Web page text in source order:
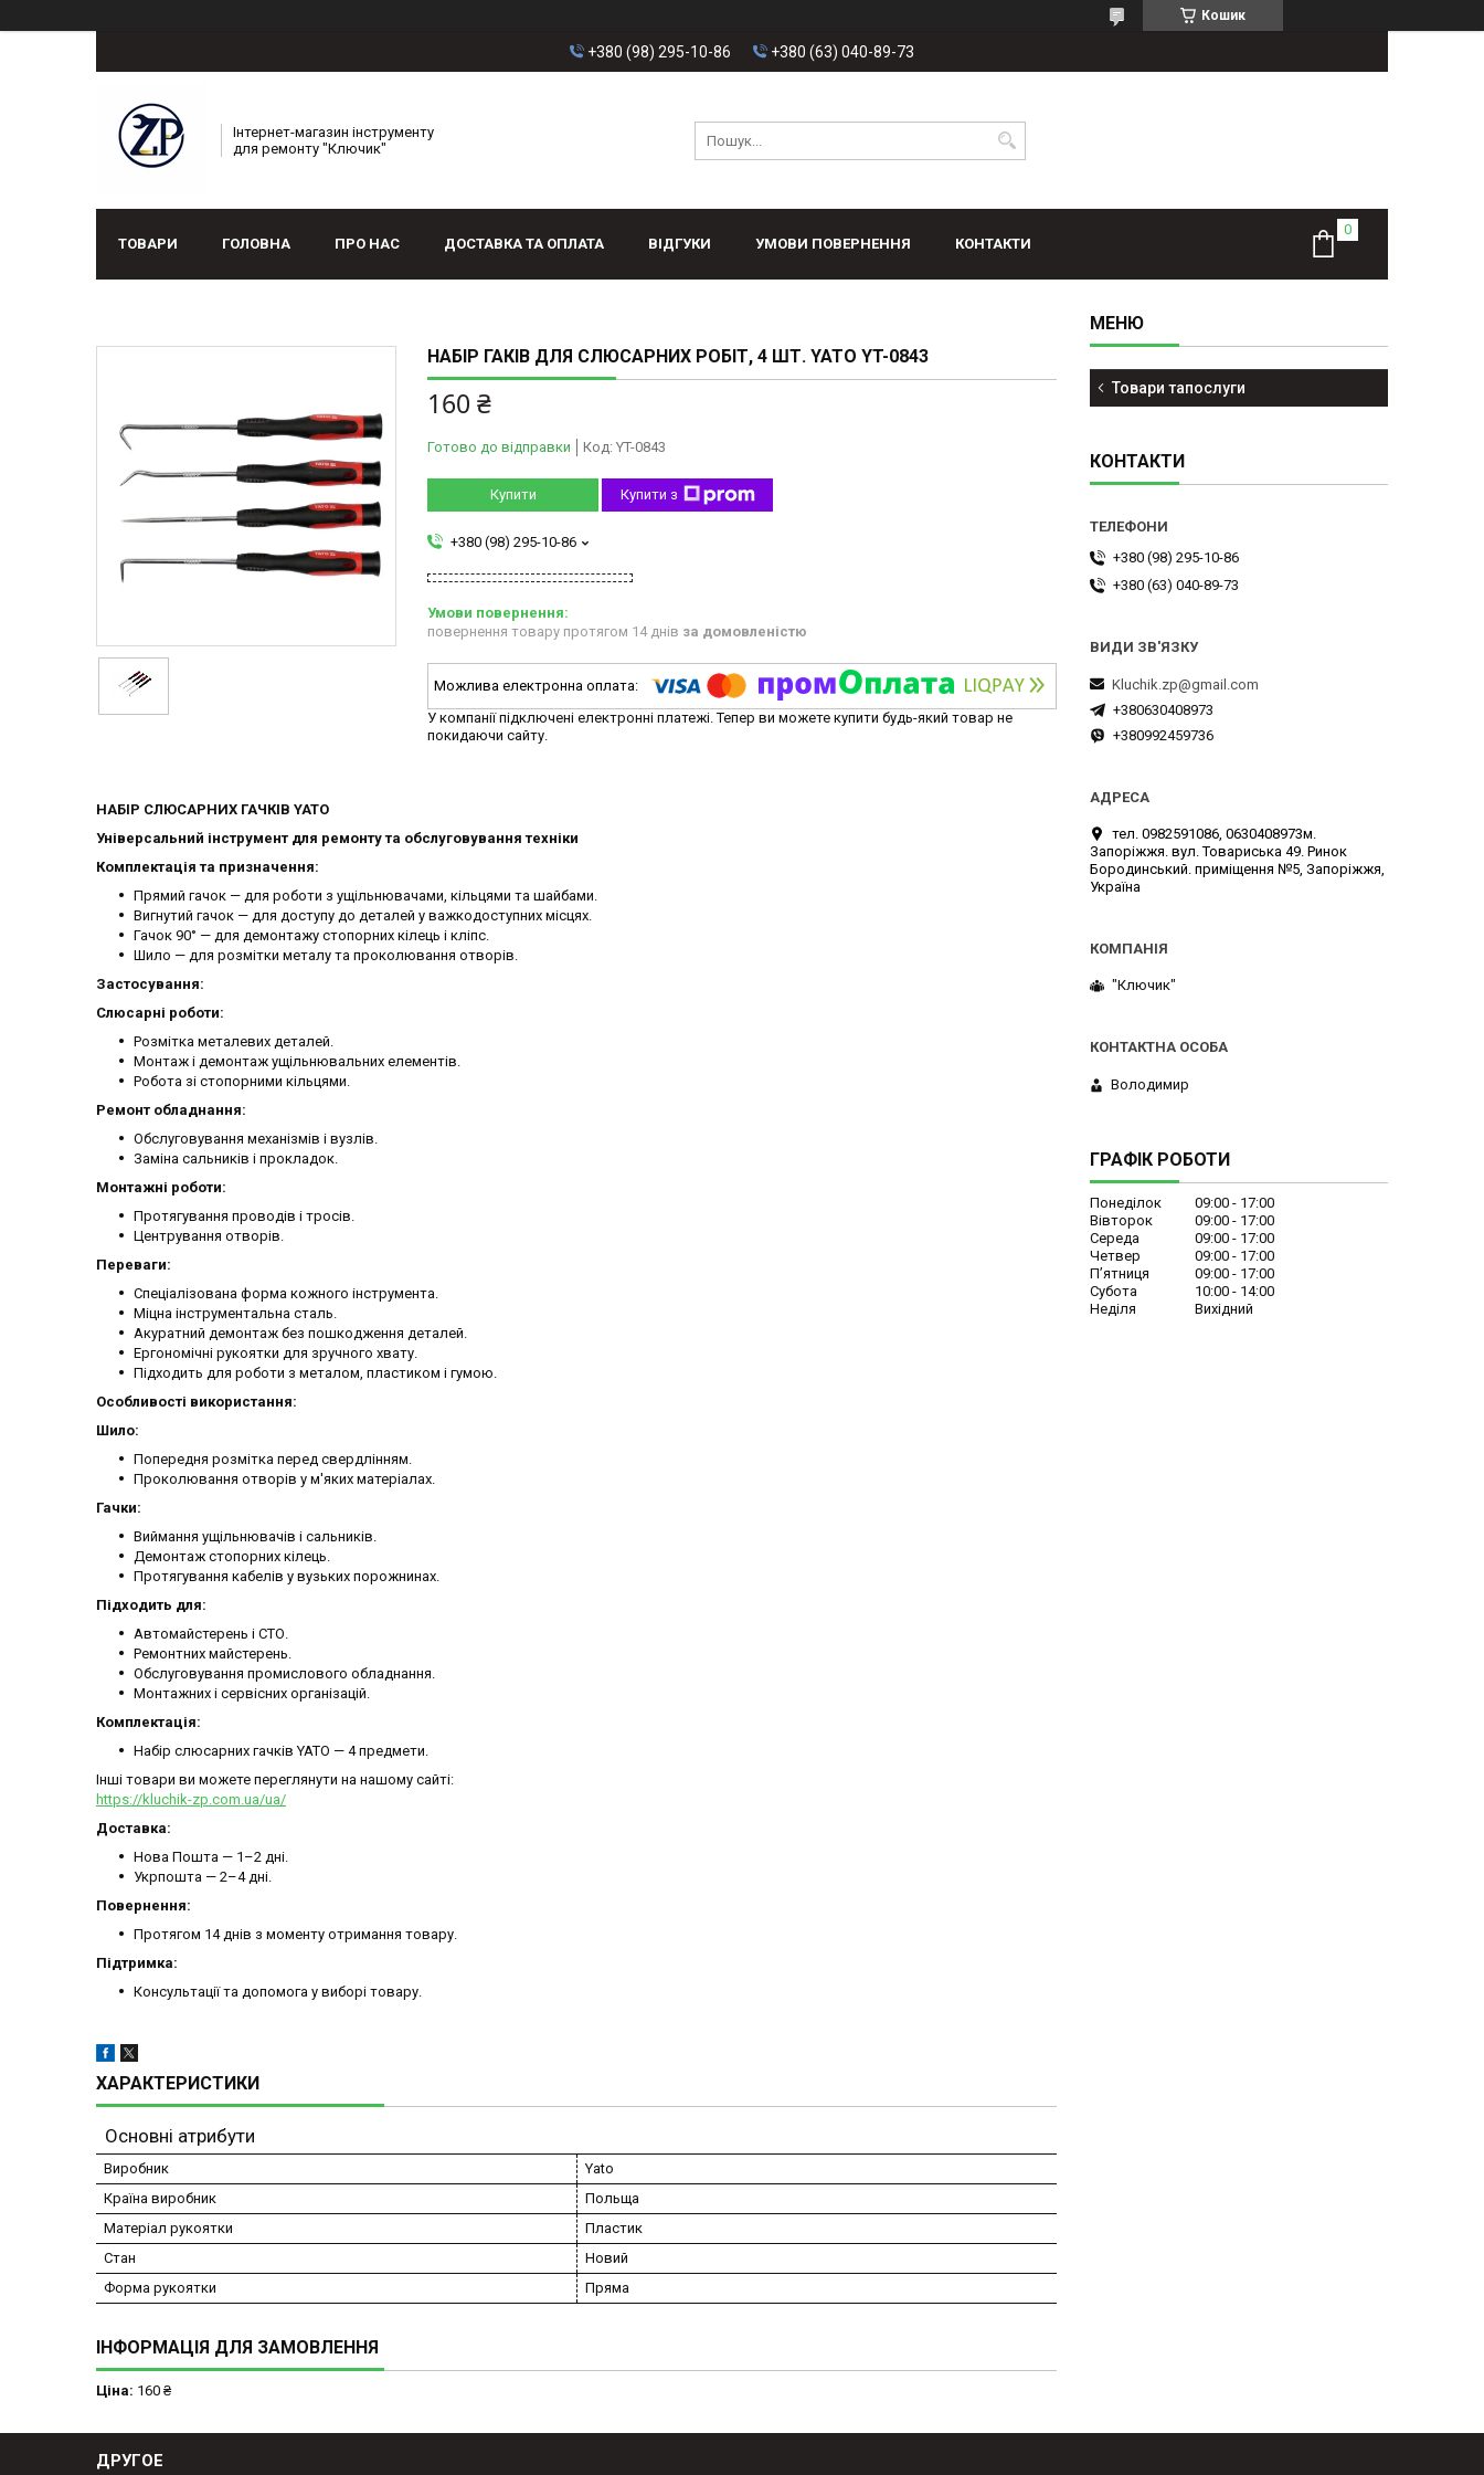
Кошик
+380 (98) 295-10-86 +380 (63) 040-89-73
Інтернет-магазин інструменту
для ремонту "Ключик"
ТОВАРИ ГОЛОВНА ПРО НАС ДОСТАВКА ТА ОПЛАТА ВІДГУКИ УМОВИ ПОВЕРНЕННЯ КОНТАКТИ
НАБІР ГАКІВ ДЛЯ СЛЮСАРНИХ РОБІТ, 4 ШТ. YATO YT-0843
160 ₴
Готово до відправки Код: YT-0843
Купити Купити з
+380 (98) 295-10-86
повернення товару протягом 14 днів за домовленістю
У компанії підключені електронні платежі. Тепер ви можете купити будь-який товар не
покидаючи сайту.
НАБІР СЛЮСАРНИХ ГАЧКІВ YATO
Універсальний інструмент для ремонту та обслуговування техніки
Комплектація та призначення:
Прямий гачок — для роботи з ущільнювачами, кільцями та шайбами.
Вигнутий гачок — для доступу до деталей у важкодоступних місцях.
Гачок 90° — для демонтажу стопорних кілець і кліпс.
Шило — для розмітки металу та проколювання отворів.
Застосування:
Слюсарні роботи:
Розмітка металевих деталей.
Монтаж і демонтаж ущільнювальних елементів.
Робота зі стопорними кільцями.
Ремонт обладнання:
Обслуговування механізмів і вузлів.
Заміна сальників і прокладок.
Монтажні роботи:
Протягування проводів і тросів.
Центрування отворів.
Переваги:
Спеціалізована форма кожного інструмента.
Міцна інструментальна сталь.
Акуратний демонтаж без пошкодження деталей.
Ергономічні рукоятки для зручного хвату.
Підходить для роботи з металом, пластиком і гумою.
Особливості використання:
Шило:
Попередня розмітка перед свердлінням.
Проколювання отворів у м'яких матеріалах.
Гачки:
Виймання ущільнювачів і сальників.
Демонтаж стопорних кілець.
Протягування кабелів у вузьких порожнинах.
Підходить для:
Автомайстерень і СТО.
Ремонтних майстерень.
Обслуговування промислового обладнання.
Монтажних і сервісних організацій.
Комплектація:
Набір слюсарних гачків YATO — 4 предмети.
Інші товари ви можете переглянути на нашому сайті:
https://kluchik-zp.com.ua/ua/
Доставка:
Нова Пошта — 1–2 дні.
Укрпошта — 2–4 дні.
Повернення:
Протягом 14 днів з моменту отримання товару.
Підтримка:
Консультації та допомога у виборі товару.
ХАРАКТЕРИСТИКИ
Основні атрибути
Виробник
Yato
Країна виробник
Польща
Матеріал рукоятки
Пластик
Стан
Новий
Форма рукоятки
Пряма
ІНФОРМАЦІЯ ДЛЯ ЗАМОВЛЕННЯ
Ціна: 160 ₴
Товари тапослуги
КОНТАКТИ
+380 (98) 295-10-86
+380 (63) 040-89-73
Kluchik.zp@gmail.com
+380630408973
+380992459736
тел. 0982591086, 0630408973м.
Запоріжжя. вул. Товариська 49. Ринок
Бородинський. приміщення №5, Запоріжжя,
Україна
"Ключик"
Володимир
ГРАФІК РОБОТИ
Понеділок 09:00
17:00
Вівторок
09:00
17:00
Середа
09:00
17:00
Четвер
09:00
17:00
Пʼятниця
09:00
17:00
Субота
10:00
14:00
Неділя
Вихідний
ДРУГОЕ